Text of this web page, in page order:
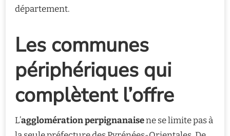
département.
Les communes
périphériques qui
complètent l’offre
L’agglomération perpignanaisene se limite pas à